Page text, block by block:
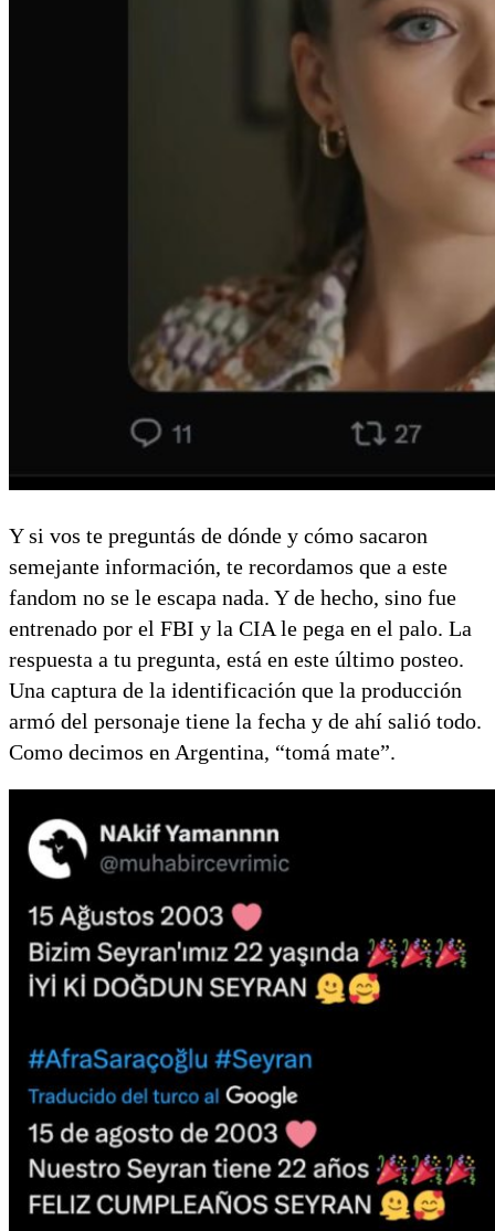
Y si vos te preguntás de dónde y cómo sacaron
semejante información, te recordamos que a este
fandom no se le escapa nada. Y de hecho, sino fue
entrenado por el FBI y la CIA le pega en el palo. La
respuesta a tu pregunta, está en este último posteo.
Una captura de la identificación que la producción
armó del personaje tiene la fecha y de ahí salió todo.
Como decimos en Argentina, “tomá mate”.